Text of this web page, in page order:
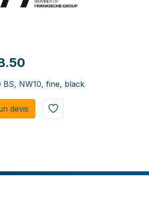
BS, NW10, fine, black
de​​vis​​